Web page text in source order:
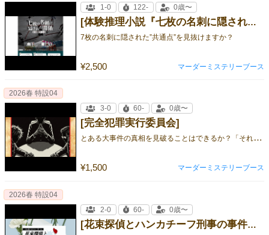
[体験推理小説『七枚の名刺に隠された関係』]
7枚の名刺に隠された”共通点”を見抜けますか？
¥2,500
1-0 122- 0歳〜
マーダーミステリーブース
[完全犯罪実行委員会]
と
ある大事件の真相を見破ることはできるか？「それじゃあ、完全犯罪実行委員会を始めよう──」
¥1,500
2026春 特設04
3-0
60- 0歳〜
マーダーミステリーブース
[花束探偵とハンカチーフ刑事の事件簿 〜遺白のカーネーション〜]
2026春 特設04
2-0
60- 0歳〜